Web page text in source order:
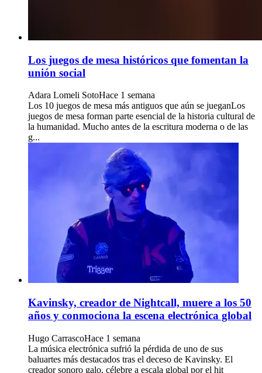
Los juegos de mesa históricos que fomentan la
unión social
Adara Lomeli SotoHace 1 semana
Los 10 juegos de mesa más antiguos que aún se jueganLos
juegos de mesa forman parte esencial de la historia cultural de
la humanidad. Mucho antes de la escritura moderna o de las
g...
Kavinsky, creador de Nightcall, muere a los 50
años y conmociona la escena electrónica global
Hugo CarrascoHace 1 semana
La música electrónica sufrió la pérdida de uno de sus
baluartes más destacados tras el deceso de Kavinsky. El
creador sonoro galo, célebre a escala global por el hit